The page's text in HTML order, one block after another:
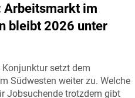
Arbeitsmarkt im
bleibt 2026 unter
setzt dem
Südwesten weiter zu. Welche
Jobsuchende trotzdem gibt